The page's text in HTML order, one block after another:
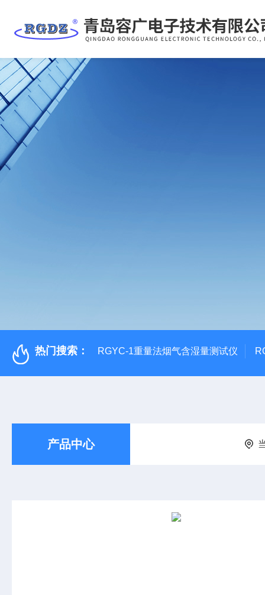
热门搜索： RGYC-1重量法烟气含湿量测试仪
产品中心